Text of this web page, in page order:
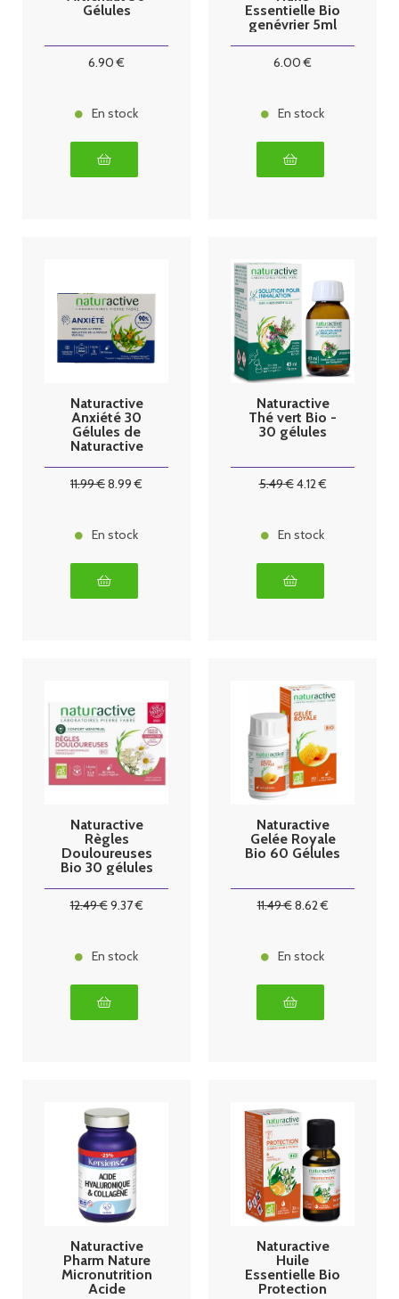
Gélules
6.90 €
En stock
Essentielle Bio
genévrier 5ml
6.00 €
En stock
Naturactive
Anxiété 30
Gélules de
Naturactive
11.99€8.99 €
En stock
Naturactive
Thé vert Bio -
30 gélules
5.49€4.12€
En stock
Naturactive
Règles
Douloureuses
Bio 30 gélules
12.49€9.37€
En stock
Naturactive
Gelée Royale
Bio 60 Gélules
11.49€8.62€
En stock
Naturactive
Pharm Nature
Micronutrition
Acide
Naturactive
Huile
Essentielle Bio
Protection